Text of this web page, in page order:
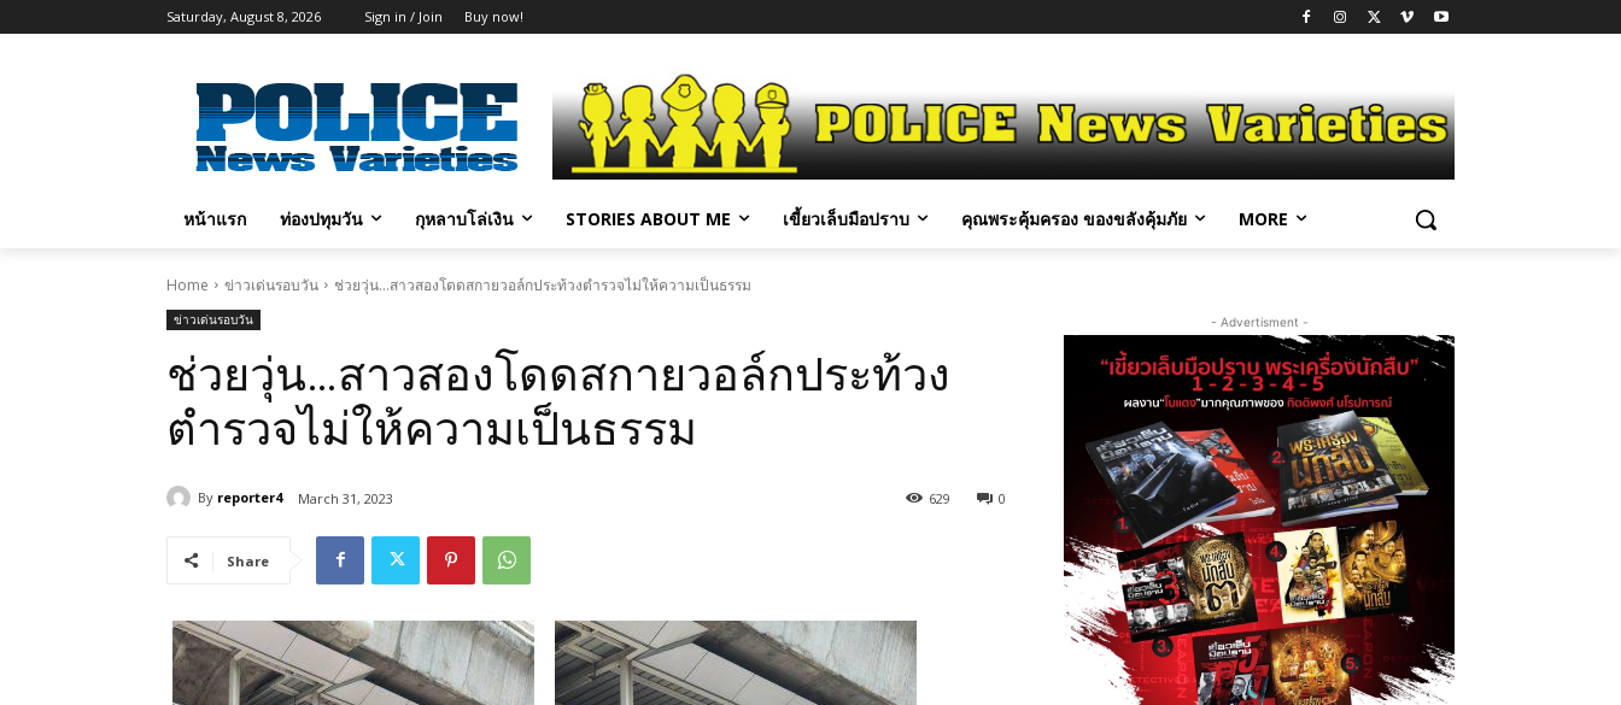
Saturday, August 8, 2026 Sign in / Join Buy now!
หน้าแรก ท่องปทุมวัน กุหลาบโล่เงิน STORIES ABOUT ME เขี้ยวเล็บมือปราบ คุณพระคุ้มครอง ของขลังคุ้มภัย MORE
Home ข่าวเด่นรอบวัน ช่วยวุ่น…สาวสองโดดสกายวอล์กประท้วงตำรวจไม่ให้ความเป็นธรรม
ข่าวเด่นรอบวัน
ช่วยวุ่น…สาวสองโดดสกายวอล์กประท้วง
ตำรวจไม่ให้ความเป็นธรรม
By reporter4 March 31, 2023 0
629
Share
- Advertisment -